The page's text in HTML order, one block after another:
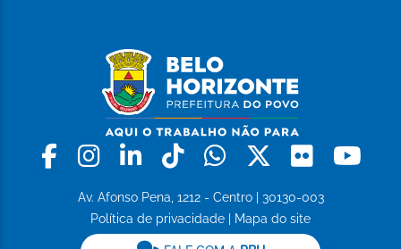
Facebook
Instagram
LinkedinTiktokWhatsapp
X Flickr
Av. Afonso Pena, 1212 - Centro | 30130-003
Política de privacidade
Mapa do site